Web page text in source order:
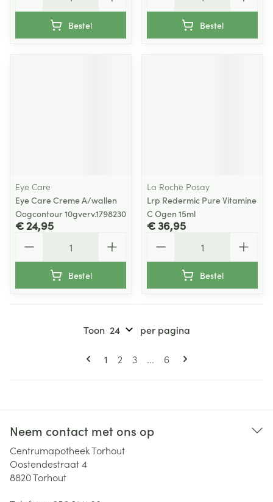
Bestel Bestel
Eye Care
Eye Care Creme A/wallen
Oogcontour 10gverv.1798230
€ 24,95
Bestel
La Roche Posay
Lrp Redermic Pure Vitamine
C Ogen 15ml
€ 36,95
Bestel
Pagina's
U lees momenteel pagina
1 Pagina
2 Pagina
3 ... Pagina
6
Toon per pagina
Neem contact met ons op
Centrumapotheek Torhout
Oostendestraat 4
8820Torhout